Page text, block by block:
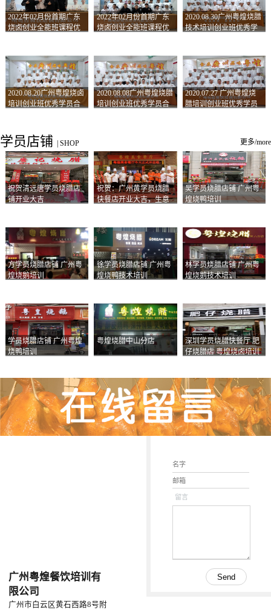
2022年02月份首期广东
烧卤创业全能班课程优
2022年02月份首期广东
烧卤创业全能班课程优
2020.08.30广州粤煌烧腊
技术培训创业班优秀学
2020.08.20广州粤煌烧卤
培训创业班优秀学员合
2020.08.08广州粤煌烧腊
培训创业班优秀学员合
2020.07.27 广州粤煌烧
腊培训创业班优秀学员
学员店铺 SHOP 更多/more
祝贺清远唐学员烧腊店
铺开业大吉
祝贺：广州黄学员烧腊
快餐店开业大吉，生意
吴学员烧腊店铺 广州粤
煌烧鸭培训
方学员烧腊店铺 广州粤
煌烧鹅培训
徐学员烧腊店铺 广州粤
煌烧鸭技术培训
林学员烧腊店铺 广州粤
煌烧鹅技术培训
学员烧腊店铺 广州粤煌
烧鸭培训
粤煌烧腊中山分店
深圳学员烧腊快餐厅 肥
仔烧腊店 粤煌烧卤培训
广州粤煌餐饮培训有
限公司
广州市白云区黄石西路8号附
留言